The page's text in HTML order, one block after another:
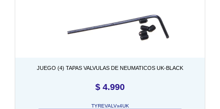
JUEGO (4) TAPAS VALVULAS DE NEUMATICOS UK-BLACK
$ 4.990
TYREVALVx4UK